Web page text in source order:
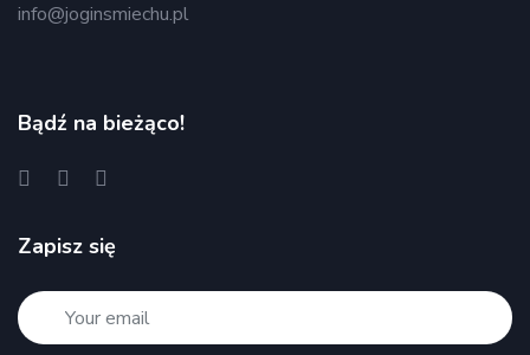
info@joginsmiechu.pl
Bądź na bieżąco!
Zapisz się